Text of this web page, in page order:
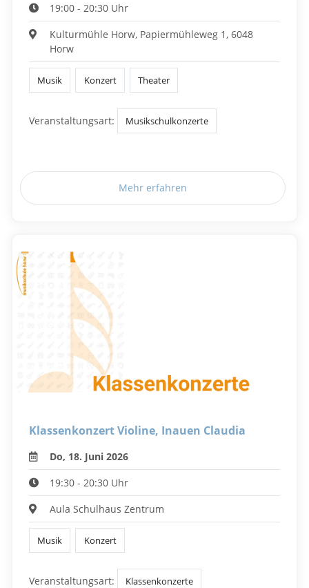
19:00 - 20:30 Uhr
Kulturmühle Horw, Papiermühleweg 1, 6048
Horw
Musik Konzert Theater
Veranstaltungsart: Musikschulkonzerte
Mehr erfahren
Klassenkonzert Violine, Inauen Claudia
Do, 18. Juni 2026
19:30 - 20:30 Uhr
Aula Schulhaus Zentrum
Musik Konzert
Veranstaltungsart: Klassenkonzerte